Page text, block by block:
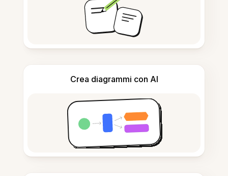
Crea diagrammi con AI